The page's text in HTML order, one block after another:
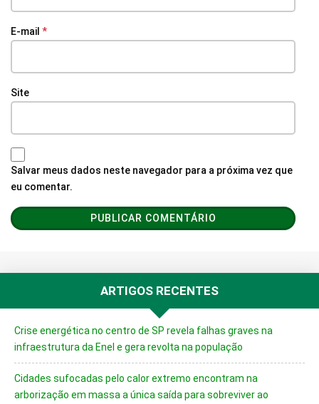
E-mail *
Site
Salvar meus dados neste navegador para a próxima vez que
eu comentar.
ARTIGOS RECENTES
Crise energética no centro de SP revela falhas graves na
infraestrutura da Enel e gera revolta na população
Cidades sufocadas pelo calor extremo encontram na
arborização em massa a única saída para sobreviver ao